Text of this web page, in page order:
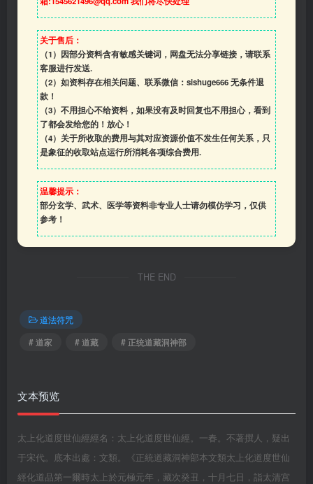
关于售后：
（1）因部分资料含有敏感关键词，网盘无法分享链接，请联系
客服进行发送.
（2）如资料存在相关问题、联系微信：sishuge666 无条件退
款！
（3） 不用担心不给资料，如果没有及时回复也不用担心，看到
了都会发给您的！放心！
（4） 关于所收取的费用与其对应资源价值不发生任何关系，只
是象征的收取站点运行所消耗各项综合费用.
温馨提示：
部分玄学、武术、医学等资料非专业人士请勿模仿学习，仅供
参考！
THE END
道法符咒
# 道家
# 道藏 # 正统道藏洞神部
文本预览
太上化道度世仙經經名：太上化道度世仙經。一春。不著撰人，疑出
于宋代。底本出處：文類。《正統道藏洞神部本文類太上化道度世仙
經化道品第一爾時太上於元極元年，藏次癸丑，十月七日，詣太清宫